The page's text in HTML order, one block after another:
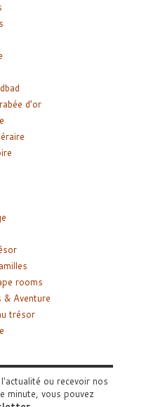
d’or
rooms
& Aventure
trésor
ou recevoir nos
minute, vous pouvez